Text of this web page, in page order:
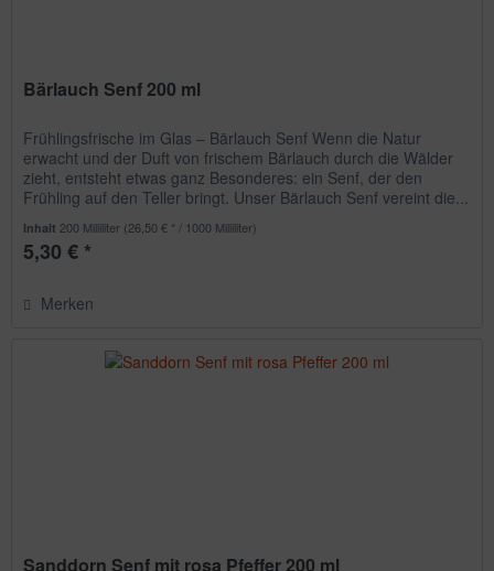
Bärlauch Senf 200 ml
Frühlingsfrische im Glas – Bärlauch Senf Wenn die Natur
erwacht und der Duft von frischem Bärlauch durch die Wälder
zieht, entsteht etwas ganz Besonderes: ein Senf, der den
Frühling auf den Teller bringt. Unser Bärlauch Senf vereint die...
Inhalt 200 Milliliter (26,50 € * / 1000 Milliliter)
5,30 € *
Merken
Sanddorn Senf mit rosa Pfeffer 200 ml